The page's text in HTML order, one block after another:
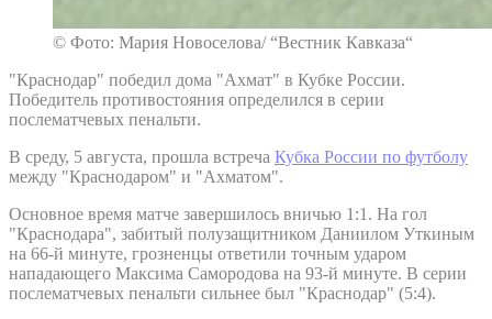
© Фото: Мария Новоселова/ “Вестник Кавказа“
"Краснодар" победил дома "Ахмат" в Кубке России.
Победитель противостояния определился в серии
послематчевых пенальти.
В среду, 5 августа, прошла встреча Кубка России по футболу
между "Краснодаром" и "Ахматом".
Основное время матче завершилось вничью 1:1. На гол
"Краснодара", забитый полузащитником Даниилом Уткиным
на 66-й минуте, грозненцы ответили точным ударом
нападающего Максима Самородова на 93-й минуте. В серии
послематчевых пенальти сильнее был "Краснодар" (5:4).